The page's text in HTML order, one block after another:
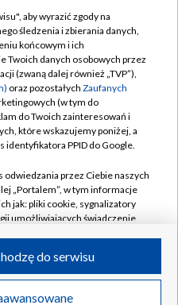
TVP
zgody
S.A. w likwidacji
aby wyrazić zgody na
śledzenia i zbierania danych,
końcowym i ich
Twoich danych osobowych przez
(zwaną dalej również „TVP”),
oraz pozostałych Zaufanych
(w tym do
do Twoich zainteresowań i
które wskazujemy poniżej, a
identyfikatora PPID do Google.
odwiedzania przez Ciebie naszych
„Portalem”, w tym informacje
jak: pliki cookie, sygnalizatory
umożliwiających świadczenie
odwiedzania przez Ciebie
do serwisu